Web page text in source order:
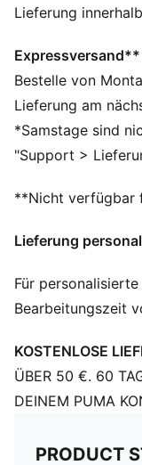
Hergestellt aus
Relaxed Fit
Frottee-Stoff
Cropped-Schnitt
Design mit Kapuze
Lange Ärmel
PUMA Branding-
Lieferung
Expressversand**
Bestelle von
Lieferung am
*Samstage sind
"Support >
**Nicht verfügbar
Lieferung
Für
Bearbeitungszeit
KOSTENLOSE
ÜBER 50 €. 60
DEINEM PUMA
PRODUCT